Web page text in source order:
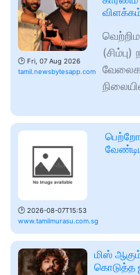
🕑 Fri, 07 Aug 2026
tamil.newsbytesapp.com
🕑 2026-08-07T15:53
www.tamilmurasu.com.sg
மிஸ்
கொடுத்த